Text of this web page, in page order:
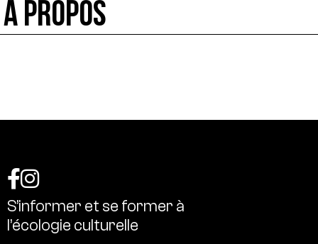
À PROPOS
S’informer et se former à
l’écologie culturelle